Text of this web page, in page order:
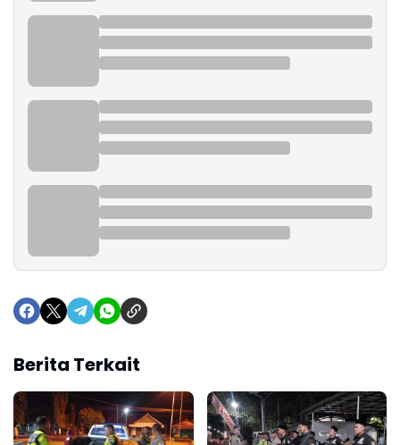
Berita Terkait